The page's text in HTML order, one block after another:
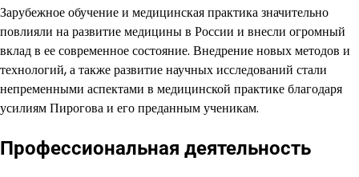
Зарубежное обучение и медицинская практика значительно
повлияли на развитие медицины в России и внесли огромный
вклад в ее современное состояние. Внедрение новых методов и
технологий, а также развитие научных исследований стали
непременными аспектами в медицинской практике благодаря
усилиям Пирогова и его преданным ученикам.
Профессиональная деятельность